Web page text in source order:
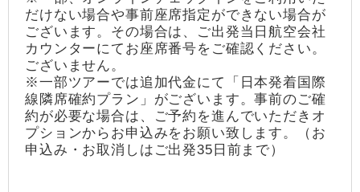
だけない場合や事前座席指定ができない場合が
ございます。その場合は、ご出発当日航空会社
カウンターにてお座席番号をご確認ください。
ございません。
※一部ツアーでは追加代金にて「日本発着国際
線隣席確約プラン」がございます。事前のご確
約が必要な場合は、ご予約を進んでいただきオ
プションからお申込みをお願い致します。（お
申込み・お取消しはご出発35日前まで）